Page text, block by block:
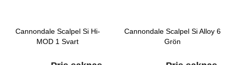
Cannondale Scalpel Si Hi-
MOD 1 Svart
Cannondale Scalpel Si Alloy 6
Grön